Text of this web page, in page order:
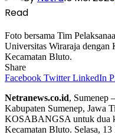
Read
Foto bersama Tim
Universitas Wiraraja dengan
Kecamatan Bluto.
Share
Facebook Twitter LinkedIn
Netranews.co.id, Sumenep
Kabupaten Sumenep, Jawa
KOSABANGSA untuk dua
Kecamatan Bluto. Selasa,